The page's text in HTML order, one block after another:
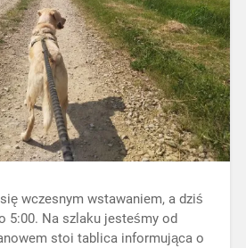
wczesnym wstawaniem, a dziś
5:00. Na szlaku jesteśmy od
stoi tablica informująca o